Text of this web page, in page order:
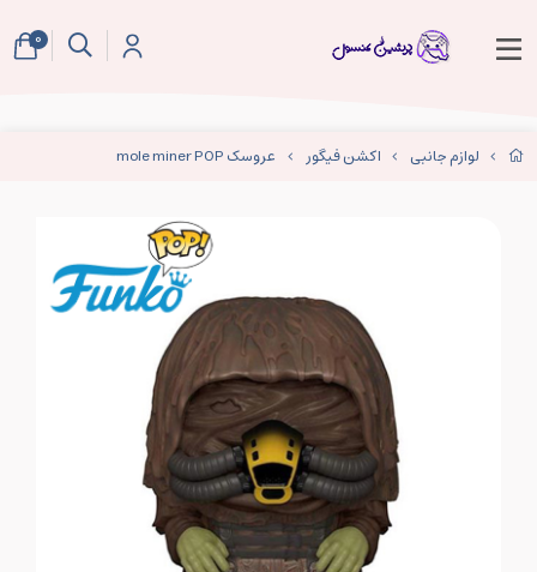
لوازم جانبی اکشن فیگور عروسک mole miner POP
0